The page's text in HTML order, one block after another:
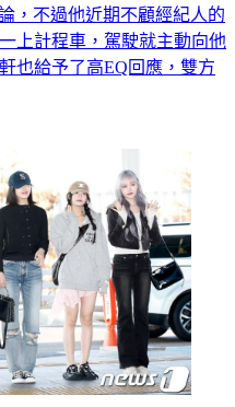
，不過他近期不顧經紀人的
上計程車，駕駛就主動向他
也給予了高EQ回應，雙方